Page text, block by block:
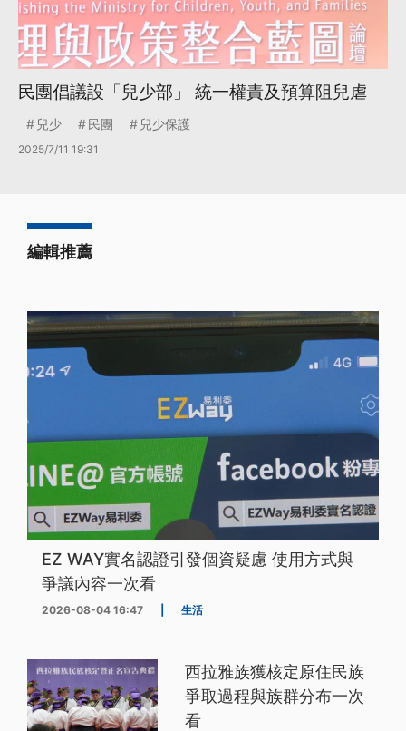
民團倡議設「兒少部」 統一權責及預算阻兒虐
兒少 民團 兒少保護
2025/7/11 19:31
編輯推薦
EZ WAY實名認證引發個資疑慮 使用方式與
爭議內容一次看
2026-08-04 16:47 生活
西拉雅族獲核定原住民族
爭取過程與族群分布一次
看